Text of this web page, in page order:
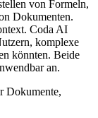
von Formeln,
Dokumenten.
Coda AI
komplexe
könnten. Beide
an.
Dokumente,